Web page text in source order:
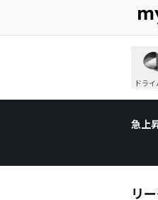
ドライ
急上
リ